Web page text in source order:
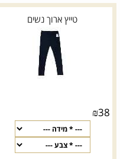
טייץ ארוך נשים
₪38